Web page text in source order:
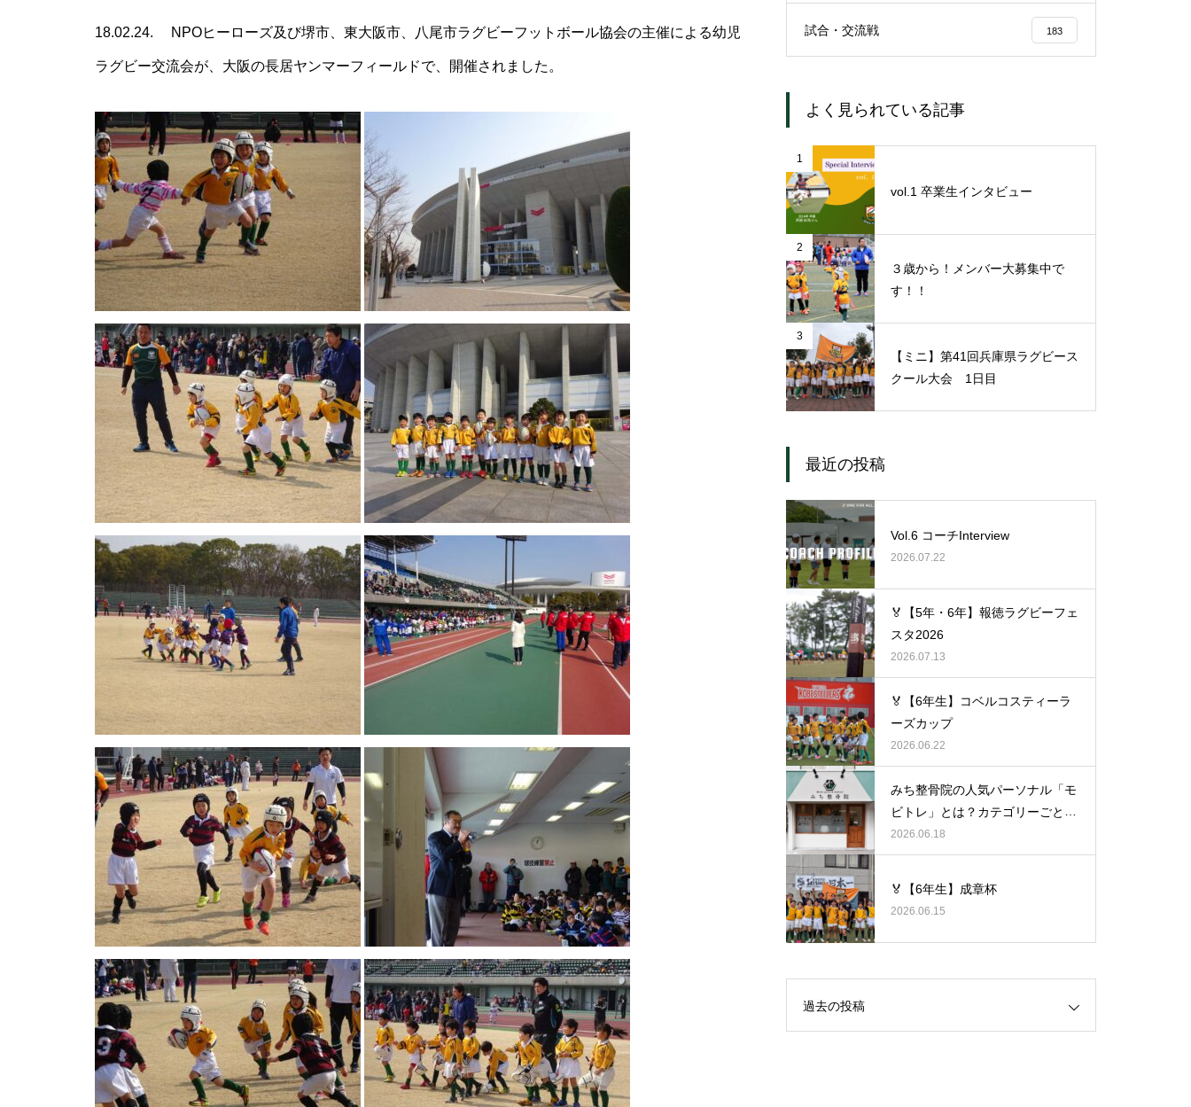
18.02.24. NPOヒーローズ及び堺市、東大阪市、八尾市ラグビーフットボール協会の主催による幼児
ラグビー交流会が、大阪の長居ヤンマーフィールドで、開催されました。
試合・交流戦 183
よく見られている記事
1
vol.1 卒業生インタビュー
2
３歳から！メンバー大募集中で
す！！
3
【ミニ】第41回兵庫県ラグビース
クール大会 1日目
最近の投稿
Vol.6 コーチInterview
2026.07.22
🏅【5年・6年】報徳ラグビーフェ
スタ2026
2026.07.13
🏅【6年生】コベルコスティーラ
ーズカップ
2026.06.22
みち整骨院の人気パーソナル「モ
ビトレ」とは？カテゴリーごとの
ラグビーの悩みをヒントに考え
る、身体のケア
2026.06.18
🏅【6年生】成章杯
2026.06.15
過去の投稿